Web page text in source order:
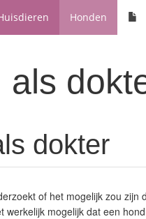
Honden
als
dokter
of het mogelijk zou
werkelijk mogelijk dat een